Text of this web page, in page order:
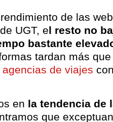
de las
UGT, el resto no
bastante
tardan más
agencias de viajes
en la tendencia de
que